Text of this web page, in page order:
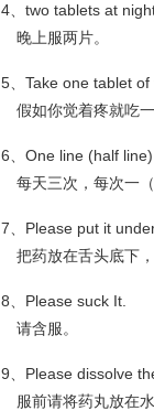
4、two tablets at
晚上服两片。
5、Take one tablet
假如你觉着疼就吃一
6、One line (half
每天三次，每次一（
7、Please put it
把药放在舌头底下，
8、Please suck It.
请含服。
9、Please dissolve
服前请将药丸放在水